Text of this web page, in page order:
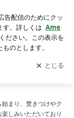
け取りまし
開く
まり、焚きつけやク
しみいただいており